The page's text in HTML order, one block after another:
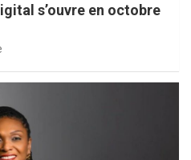
s’ouvre en octobre